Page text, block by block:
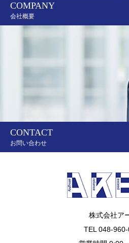
COMPANY
会社概要
CONTACT
お問い合わせ
株式会社ア
TEL 048-